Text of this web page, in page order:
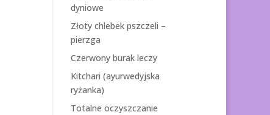
dyniowe
Złoty chlebek pszczeli –
pierzga
Czerwony burak leczy
Kitchari (ayurwedyjska
ryżanka)
Totalne oczyszczanie